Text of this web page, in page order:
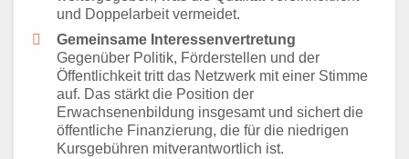
und Doppelarbeit vermeidet.
Gemeinsame Interessenvertretung
Gegenüber Politik, Förderstellen und der
Öffentlichkeit tritt das Netzwerk mit einer Stimme
auf. Das stärkt die Position der
Erwachsenenbildung insgesamt und sichert die
öffentliche Finanzierung, die für die niedrigen
Kursgebühren mitverantwortlich ist.